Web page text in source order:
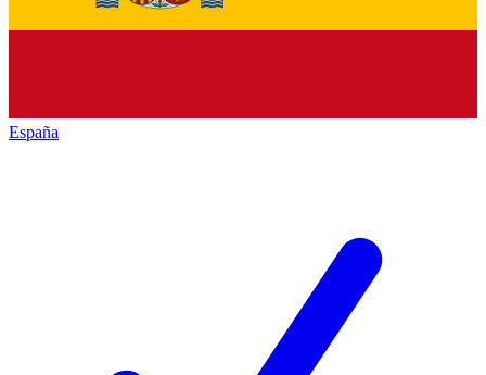
España